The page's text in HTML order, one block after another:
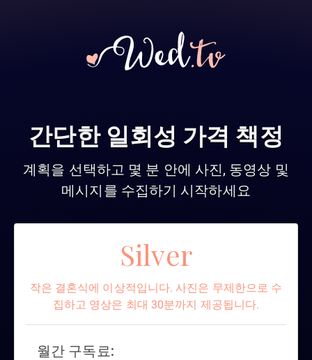
간단한 일회성 가격 책정
계획을 선택하고 몇 분 안에 사진, 동영상 및
메시지를 수집하기 시작하세요
Silver
작은 결혼식에 이상적입니다. 사진은 무제한으로 수
집하고 영상은 최대 30분까지 제공됩니다.
월간 구독료: